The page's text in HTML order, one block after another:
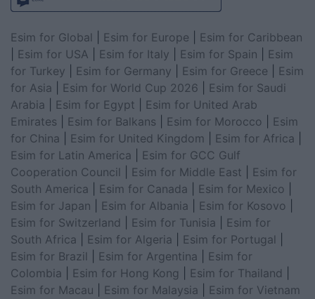
Esim for Global Esim for Europe
Esim for Caribbean
Esim for USA Esim for Italy Esim for Spain
Esim
for Turkey
Esim for Germany Esim for Greece
Esim
for Asia
Esim for World Cup 2026
Esim for Saudi
Arabia
Esim for Egypt
Esim for United Arab
Emirates
Esim for Balkans Esim for Morocco
Esim
for China
Esim for United Kingdom Esim for Africa
Esim for Latin America
Esim for GCC Gulf
Cooperation Council
Esim for Middle East
Esim for
South America
Esim for Canada Esim for Mexico
Esim for Japan
Esim for Albania Esim for Kosovo
Esim for Switzerland
Esim for Tunisia
Esim for
South Africa
Esim for Algeria Esim for Portugal
Esim for Brazil
Esim for Argentina
Esim for
Colombia
Esim for Hong Kong Esim for Thailand
Esim for Macau
Esim for Malaysia
Esim for Vietnam